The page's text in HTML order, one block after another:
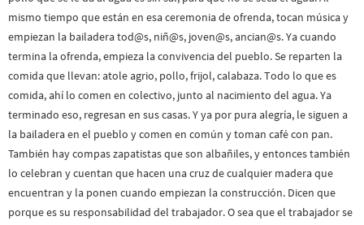
mismo tiempo que están en esa ceremonia de ofrenda, tocan música y
empiezan la bailadera tod@s, niñ@s, joven@s, ancian@s. Ya cuando
termina la ofrenda, empieza la convivencia del pueblo. Se reparten la
comida que llevan: atole agrio, pollo, frijol, calabaza. Todo lo que es
comida, ahí lo comen en colectivo, junto al nacimiento del agua. Ya
terminado eso, regresan en sus casas. Y ya por pura alegría, le siguen a
la bailadera en el pueblo y comen en común y toman café con pan.
También hay compas zapatistas que son albañiles, y entonces también
lo celebran y cuentan que hacen una cruz de cualquier madera que
encuentran y la ponen cuando empiezan la construcción. Dicen que
porque es su responsabilidad del trabajador. O sea que el trabajador se